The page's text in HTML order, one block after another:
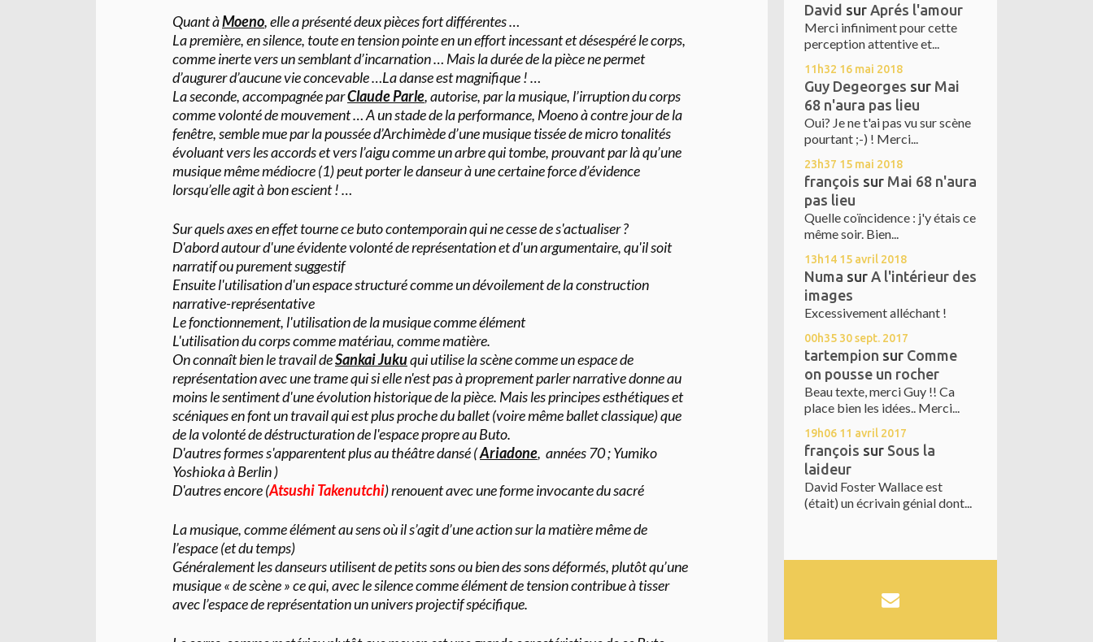
Quant àMoeno, elle a présenté deux pièces fort différentes …
La première, en silence, toute en tension pointe en un effort incessant et désespéré le corps,
comme inerte vers un semblant d’incarnation … Mais la durée de la pièce ne permet
d’augurer d’aucune vie concevable …La danse est magnifique ! …
La seconde, accompagnée parClaude Parle, autorise, par la musique, l’irruption du corps
comme volonté de mouvement … A un stade de la performance, Moeno à contre jour de la
fenêtre, semble mue par la poussée d’Archimède d’une musique tissée de micro tonalités
évoluant vers les accords et vers l’aigu comme un arbre qui tombe, prouvant par là qu’une
musique même médiocre (1) peut porter le danseur à une certaine force d’évidence
lorsqu’elle agit à bon escient ! …
Sur quels axes en effet tourne ce buto contemporain qui ne cesse de s'actualiser ?
D'abord autour d'une évidente volonté de représentation et d'un argumentaire, qu'il soit
narratif ou purement suggestif
Ensuite l'utilisation d'un espace structuré comme un dévoilement de la construction
narrative-représentative
Le fonctionnement, l'utilisation de la musique comme élément
L'utilisation du corps comme matériau, comme matière.
On connaît bien le travail deSankai Jukuqui utilise la scène comme un espace de
représentation avec une trame qui si elle n'est pas à proprement parler narrative donne au
moins le sentiment d'une évolution historique de la pièce. Mais les principes esthétiques et
scéniques en font un travail qui est plus proche du ballet (voire même ballet classique) que
de la volonté de déstructuration de l'espace propre au Buto.
D'autres formes s'apparentent plus au théâtre dansé (Ariadone, années 70 ; Yumiko
Yoshioka à Berlin )
D'autres encore (Atsushi Takenutchi) renouent avec une forme invocante du sacré
La musique, comme élément au sens où il s’agit d’une action sur la matière même de
l’espace (et du temps)
Généralement les danseurs utilisent de petits sons ou bien des sons déformés, plutôt qu’une
musique « de scène » ce qui, avec le silence comme élément de tension contribue à tisser
avec l’espace de représentation un univers projectif spécifique.
David sur Aprés l'amour
Merci infiniment pour cette
perception attentive et...
11h32 16 mai 2018
Guy Degeorges sur Mai
68 n'aura pas lieu
Oui? Je ne t'ai pas vu sur scène
pourtant ;-) ! Merci...
23h37 15 mai 2018
françois sur Mai 68 n'aura
pas lieu
Quelle coïncidence : j'y étais ce
même soir. Bien...
13h14 15 avril 2018
Numa sur A l'intérieur des
images
Excessivement alléchant !
00h35 30sept. 2017
tartempion sur Comme
on pousse un rocher
Beau texte, merci Guy !! Ca
place bien les idées.. Merci...
19h06 11 avril 2017
françois sur Sous la
laideur
David Foster Wallace est
(était) un écrivain génial dont...